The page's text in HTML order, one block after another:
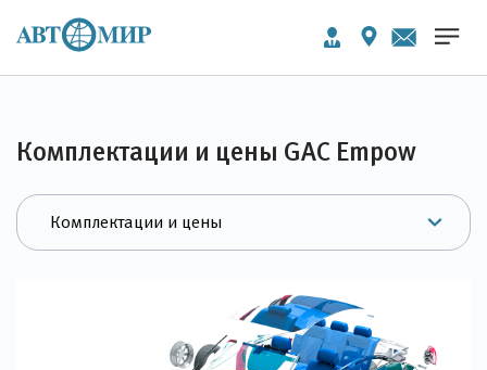
Комплектации и цены GAC Empow